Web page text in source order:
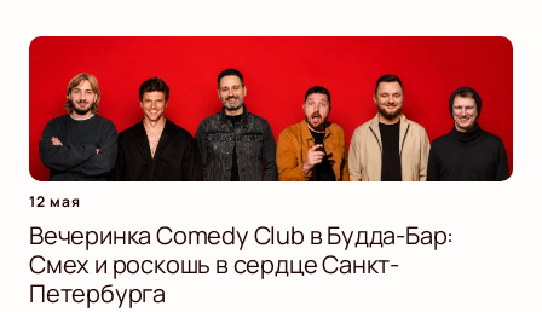
12 мая
Вечеринка Comedy Club в Будда-Бар:
Смех и роскошь в сердце Санкт-
Петербурга